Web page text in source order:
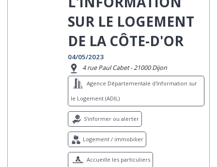
SUR LE LOGEMENT
DE LA CÔTE-D'OR
04/05/2023
4 rue Paul Cabet - 21000 Dijon
Agence Départementale d'Information sur
le Logement (ADIL)
S'informer ou alerter
Logement / immobilier
Accueille les particuliers